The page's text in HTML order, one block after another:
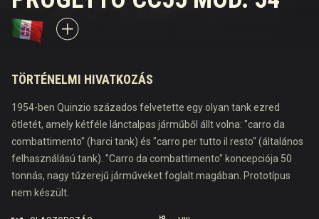
TÖRTÉNELMI HIVATKOZÁS
1954-ben Quinzio százados felvetette egy olyan tank ezred
ötletét, amely kétféle lánctalpas járműből állt volna: "carro da
combattimento" (harci tank) és "carro per tutto il resto" (általános
felhasználású tank). "Carro da combattimento" koncepciója 50
tonnás, nagy tűzerejű járműveket foglalt magában. Prototípus
nem készült.